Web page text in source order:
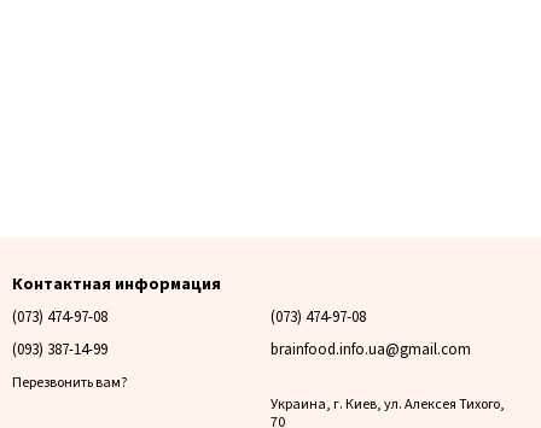
Контактная информация
(073) 474-97-08
(093) 387-14-99
Перезвонить вам?
(073) 474-97-08
brainfood.info.ua@gmail.com
Украина, г. Киев, ул. Алексея Тихого,
70